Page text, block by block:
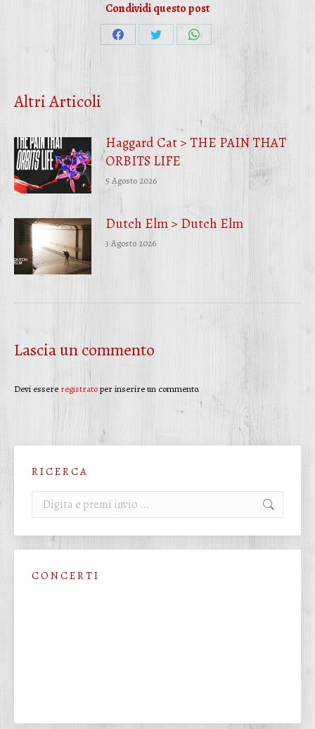
Condividi questo post
CondividiCondividiCondividi
Altri Articoli
Haggard Cat > THE PAIN THAT
ORBITS LIFE
5 Agosto 2026
Dutch Elm > Dutch Elm
3 Agosto 2026
Lascia un commento
Devi essere registratoper inserire un commento.
R I C E R C A
Cerca:
C O N C E R T I